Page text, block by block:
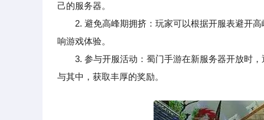
己的服务器。
2. 避免高峰期拥挤：玩家可以根据开服表避开高
响游戏体验。
3. 参与开服活动：蜀门手游在新服务器开放时，
与其中，获取丰厚的奖励。